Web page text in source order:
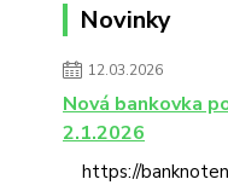
Novinky
12.03.2026
Nová bankovka
2.1.2026
https://